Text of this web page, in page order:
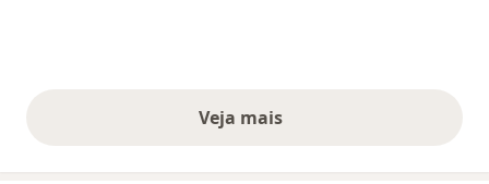
Veja maisopiniões acima